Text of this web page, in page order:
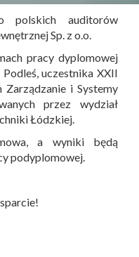
polskich auditorów
Sp. z o.o.
pracy dyplomowej
uczestnika XXII
i Systemy
przez wydział
Łódzkiej.
a wyniki będą
podyplomowej.